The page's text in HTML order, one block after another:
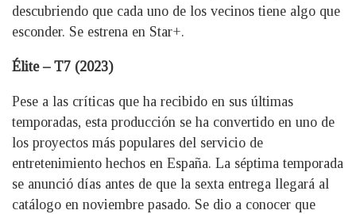
descubriendo que cada uno de los vecinos tiene algo que
esconder. Se estrena en Star+.
Élite – T7 (2023)
Pese a las críticas que ha recibido en sus últimas
temporadas, esta producción se ha convertido en uno de
los proyectos más populares del servicio de
entretenimiento hechos en España. La séptima temporada
se anunció días antes de que la sexta entrega llegará al
catálogo en noviembre pasado. Se dio a conocer que